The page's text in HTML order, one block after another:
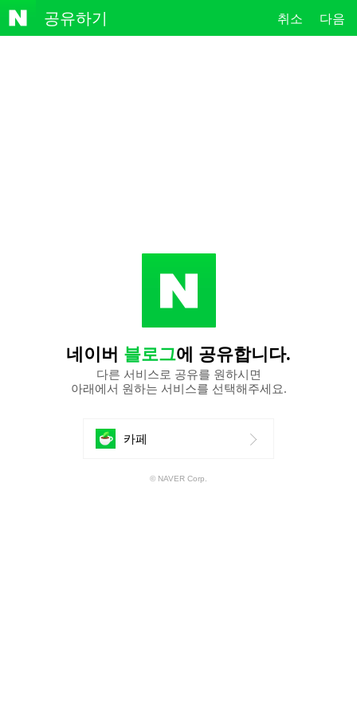
NAVE
공유하기 취소 다음
네이버 블로그에 공유합니다.
다른 서비스로 공유를 원하시면
아래에서 원하는 서비스를 선택해주세요.
카페
공
© NAVER Corp.